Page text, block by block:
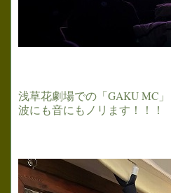
浅草花劇場での「GAKU MC
波にも音にもノリます！！！